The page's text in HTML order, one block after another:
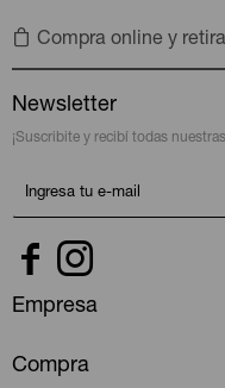
Compra online y
Newsletter
¡Suscribite y recibí todas
 
Empresa
Compra